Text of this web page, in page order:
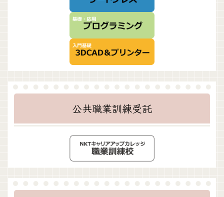
公共職業訓練受託